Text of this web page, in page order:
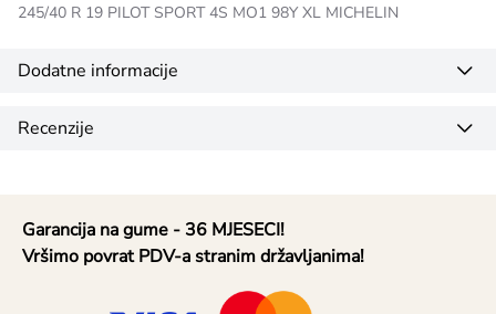
245/40 R 19 PILOT SPORT 4S MO1 98Y XL MICHELIN
Dodatne informacije
Recenzije
Garancija na gume - 36 MJESECI!
Vršimo povrat PDV-a stranim državljanima!